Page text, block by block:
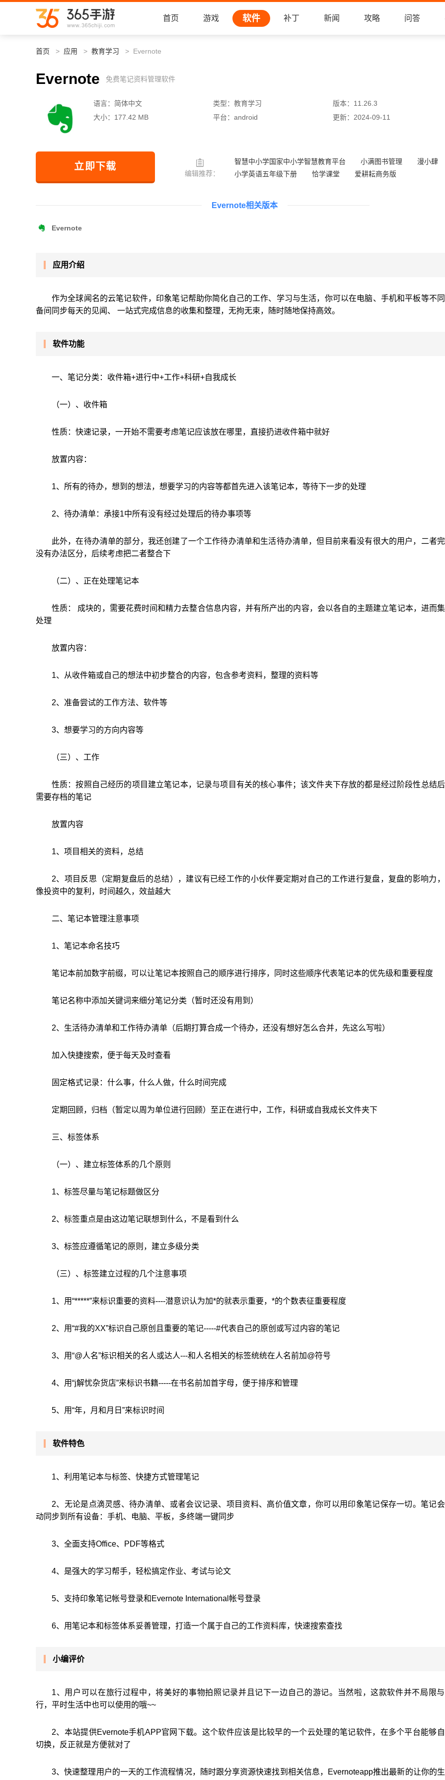
首页 游戏 软件 补丁 新闻 攻略 问答
首页 应用 教育学习 Evernote
Evernote 免费笔记资料管理软件
语言： 简体中文 类型： 教育学习 版本： 11.26.3
大小： 177.42 MB 平台： android 更新： 2024-09-11
立即下载
编辑推荐：
智慧中小学国家中小学智慧教育平台 小满图书管理
漫小肆
小学英语五年级下册
恰学课堂
爱耕耘商务版
Evernote相关版本
Evernote
应用介绍
作为全球闻名的云笔记软件，印象笔记帮助你简化自己的工作、学习与生活，你可以在电脑、手机和平板等不
备间同步每天的见闻、 一站式完成信息的收集和整理，无拘无束，随时随地保持高效。
软件功能
一、笔记分类：收件箱+进行中+工作+科研+自我成长
（一）、收件箱
性质：快速记录，一开始不需要考虑笔记应该放在哪里，直接扔进收件箱中就好
放置内容：
1、所有的待办，想到的想法，想要学习的内容等都首先进入该笔记本，等待下一步的处理
2、待办清单：承接1中所有没有经过处理后的待办事项等
此外，在待办清单的部分，我还创建了一个工作待办清单和生活待办清单，但目前来看没有很大的用户，二者
没有办法区分，后续考虑把二者整合下
（二）、正在处理笔记本
性质： 成块的，需要花费时间和精力去整合信息内容，并有所产出的内容，会以各自的主题建立笔记本，进而
处理
放置内容：
1、从收件箱或自己的想法中初步整合的内容，包含参考资料，整理的资料等
2、准备尝试的工作方法、软件等
3、想要学习的方向内容等
（三）、工作
性质：按照自己经历的项目建立笔记本，记录与项目有关的核心事件；该文件夹下存放的都是经过阶段性总结
需要存档的笔记
放置内容
1、项目相关的资料，总结
2、项目反思（定期复盘后的总结），建议有已经工作的小伙伴要定期对自己的工作进行复盘，复盘的影响力
像投资中的复利，时间越久，效益越大
二、笔记本管理注意事项
1、笔记本命名技巧
笔记本前加数字前缀，可以让笔记本按照自己的顺序进行排序，同时这些顺序代表笔记本的优先级和重要程度
笔记名称中添加关键词来细分笔记分类（暂时还没有用到）
2、生活待办清单和工作待办清单（后期打算合成一个待办，还没有想好怎么合并，先这么写啦）
加入快捷搜索，便于每天及时查看
固定格式记录：什么事，什么人做，什么时间完成
定期回顾，归档（暂定以周为单位进行回顾）至正在进行中，工作，科研或自我成长文件夹下
三、标签体系
（一）、建立标签体系的几个原则
1、标签尽量与笔记标题做区分
2、标签重点是由这边笔记联想到什么，不是看到什么
3、标签应遵循笔记的原则，建立多级分类
（三）、标签建立过程的几个注意事项
1、用“*****”来标识重要的资料----潜意识认为加*的就表示重要，*的个数表征重要程度
2、用“#我的XX”标识自己原创且重要的笔记-----#代表自己的原创或写过内容的笔记
3、用“@人名”标识相关的名人或达人---和人名相关的标签统统在人名前加@符号
4、用“j解忧杂货店”来标识书籍-----在书名前加首字母，便于排序和管理
5、用“年，月和月日”来标识时间
软件特色
1、利用笔记本与标签、快捷方式管理笔记
2、无论是点滴灵感、待办清单、或者会议记录、项目资料、高价值文章，你可以用印象笔记保存一切。笔记
动同步到所有设备：手机、电脑、平板，多终端一键同步
3、全面支持Office、PDF等格式
4、是强大的学习帮手，轻松搞定作业、考试与论文
5、支持印象笔记帐号登录和Evernote International帐号登录
6、用笔记本和标签体系妥善管理，打造一个属于自己的工作资料库，快速搜索查找
小编评价
1、用户可以在旅行过程中，将美好的事物拍照记录并且记下一边自己的游记。当然啦，这款软件并不局限
行，平时生活中也可以使用的哦~~
2、本站提供Evernote手机APP官网下载。这个软件应该是比较早的一个云处理的笔记软件，在多个平台能够
切换，反正就是方便就对了
3、快速整理用户的一天的工作流程情况，随时跟分享资源快速找到相关信息，Evernoteapp推出最新的让你的